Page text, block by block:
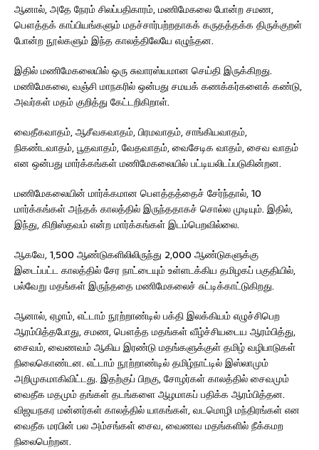
ஆனால், அதே நேரம் சிலப்பதிகாரம், மணிமேகலை போன்ற சமண,
பௌத்தக் காப்பியங்களும் மதச்சார்பற்றதாகக் கருதத்தக்க திருக்குறள்
போன்ற நூல்களும் இந்த காலத்திலேயே எழுந்தன.
இதில் மணிமேகலையில் ஒரு சுவாரஸ்யமான செய்தி இருக்கிறது.
மணிமேகலை, வஞ்சி மாநகரில் ஒன்பது சமயக் கணக்கர்களைக் கண்டு,
அவர்கள் மதம் குறித்து கேட்டறிகிறாள்.
வைதீகவாதம், ஆசீவகவாதம், பிரமவாதம், சாங்கியவாதம்,
நிகண்டவாதம், பூதவாதம், வேதவாதம், வைசேடிக வாதம், சைவ வாதம்
என ஒன்பது மார்க்கங்கள் மணிமேகலையில் பட்டியலிடப்படுகின்றன.
மணிமேகலையின் மார்க்கமான பௌத்தத்தைச் சேர்ந்தால், 10
மார்க்கங்கள் அந்தக் காலத்தில் இருந்ததாகச் சொல்ல முடியும். இதில்,
இந்து, கிறிஸ்தவம் என்ற மார்க்கங்கள் இடம்பெறவில்லை.
ஆகவே, 1,500 ஆண்டுகளிலிலிருந்து 2,000 ஆண்டுகளுக்கு
இடைப்பட்ட காலத்தில் சேர நாட்டையும் உள்ளடக்கிய தமிழகப் பகுதியில்,
பல்வேறு மதங்கள் இருந்ததை மணிமேகலைச் சுட்டிக்காட்டுகிறது.
ஆனால், ஏழாம், எட்டாம் நூற்றாண்டில் பக்தி இலக்கியம் எழுச்சிபெற
ஆரம்பித்தபோது, சமண, பௌத்த மதங்கள் வீழ்ச்சியடைய ஆரம்பித்து,
சைவம், வைணவம் ஆகிய இரண்டு மதங்களுக்குள் தமிழ் வழிபாடுகள்
நிலைகொண்டன. எட்டாம் நூற்றாண்டில் தமிழ்நாட்டில் இஸ்லாமும்
அறிமுகமாகிவிட்டது. இதற்குப் பிறகு, சோழர்கள் காலத்தில் சைவமும்
வைதீக மதமும் தங்கள் தடங்களை ஆழமாகப் பதிக்க ஆரம்பித்தன.
விஜயநகர மன்னர்கள் காலத்தில் யாகங்கள், வடமொழி மந்திரங்கள் என
வைதீக மரபின் பல அம்சங்கள் சைவ, வைணவ மதங்களில் நீக்கமற
நிலைபெற்றன.